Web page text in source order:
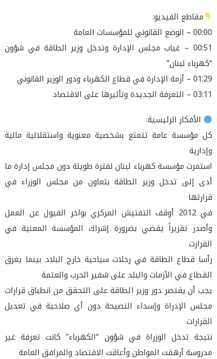
مقاطع الفيديو:
00:00 – الوضع القانوني للمؤسسات العامة
00:51 – غياب مجلس الإدارة وتدخل وزير الطاقة في شؤون
“كهرباء لبنان”
01:29 – أزمة الإدارة في قطاع الكهرباء ودور الوزير القانوني
03:11 – التعرفة الجديدة وتأثيرها على الاقتصاد
الأفكار الرئيسية:
كل مؤسسة عامة تتمتع بشخصية معنوية واستقلالية مالية
وإدارية
استمرت مؤسسة كهرباء لبنان لفترة طويلة دون مجلس إدارة ما
أدى إلى تدخل وزير الطاقة بتعاون من مجلس الوزراء في
قرارتها
في 2012 أوقف التفتيش المركزي بواخر الفيول عن العمل
وأصدر تقريراً يقضي بضرورة إشراك المؤسسة المعنية في
القرارت
رأسا قطاع الطاقة في رحلات سياحية خارج البلاد بينما يغرق
القطاع في الأزمات والبلد على شفير الحرب والعتمة
يجب أن يقتصر دور وزير الطاقة على التحقق من انطباق قرارات
مجلس الإدراة وإسداء النصيحة دون أي صلاحية في تعديل
القرارات
نتيجة تدخل الوزراة في شؤون “الكهرباء” كانت تعرفة غير
مدروسة أرهقت المواطن وأعاقت الاقتصاد والمرافق العامة